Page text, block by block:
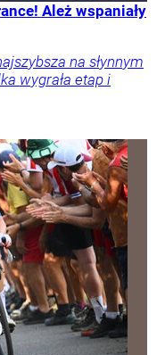
Ależ wspaniały
na słynnym
wygrała etap i